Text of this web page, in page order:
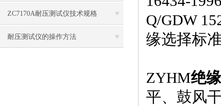
ZC7170A耐压测试仪技术规格
耐压测试仪的操作方法
Q/GDW
缘选择标
ZYHM绝
平、鼓风